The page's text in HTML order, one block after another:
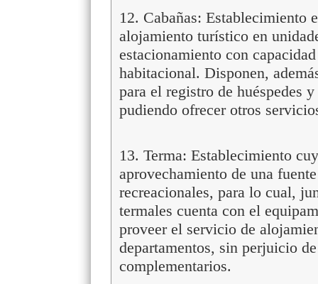
12. Cabañas: Establecimiento
alojamiento turístico en
estacionamiento con
habitacional. Disponen,
para el registro de huéspedes
pudiendo ofrecer otros
13. Terma: Establecimiento
aprovechamiento de una
recreacionales, para lo cual,
termales cuenta con el
proveer el servicio de
departamentos, sin perjuicio
complementarios.